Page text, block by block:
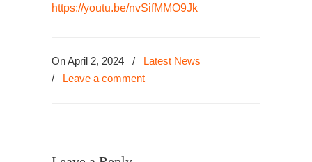
https://youtu.be/nvSifMMO9Jk
On April 2, 2024 /
Latest News
/ Leave a comment